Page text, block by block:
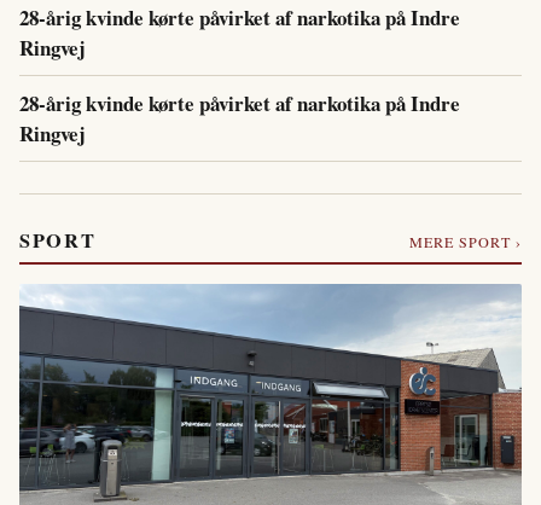
28-årig kvinde kørte påvirket af narkotika på Indre
Ringvej
28-årig kvinde kørte påvirket af narkotika på Indre
Ringvej
SPORT MERE SPORT ›